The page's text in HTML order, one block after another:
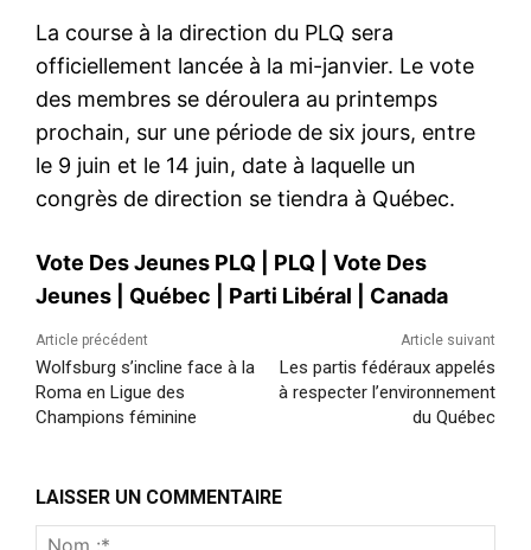
La course à la direction du PLQ sera
officiellement lancée à la mi-janvier. Le vote
des membres se déroulera au printemps
prochain, sur une période de six jours, entre
le 9 juin et le 14 juin, date à laquelle un
congrès de direction se tiendra à Québec.
Vote Des Jeunes PLQ PLQ
Vote Des
Jeunes
Québec Parti Libéral Canada
Article précédent
Wolfsburg s’incline face à la
Roma en Ligue des
Champions féminine
Article suivant
Les partis fédéraux appelés
à respecter l’environnement
du Québec
LAISSER UN COMMENTAIRE